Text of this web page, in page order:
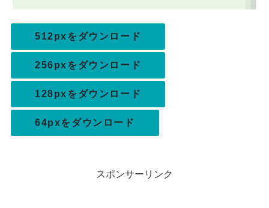
512pxをダウンロード
256pxをダウンロード
128pxをダウンロード
64pxをダウンロード
スポンサーリンク